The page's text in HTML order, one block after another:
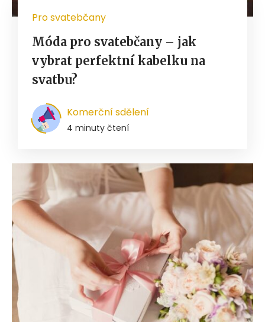
Pro svatebčany
Móda pro svatebčany – jak
vybrat perfektní kabelku na
svatbu?
Komerční sdělení
4 minuty čtení